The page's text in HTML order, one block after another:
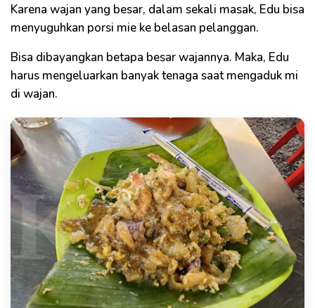
Karena wajan yang besar, dalam sekali masak, Edu bisa
menyuguhkan porsi mie ke belasan pelanggan.
Bisa dibayangkan betapa besar wajannya. Maka, Edu
harus mengeluarkan banyak tenaga saat mengaduk mi
di wajan.